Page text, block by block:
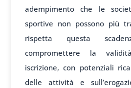
adempimento che le
sportive non possono più
rispetta questa
compromettere la
iscrizione, con potenziali
delle attività e